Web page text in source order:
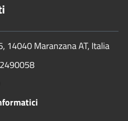
14040 Maranzana AT, Italia